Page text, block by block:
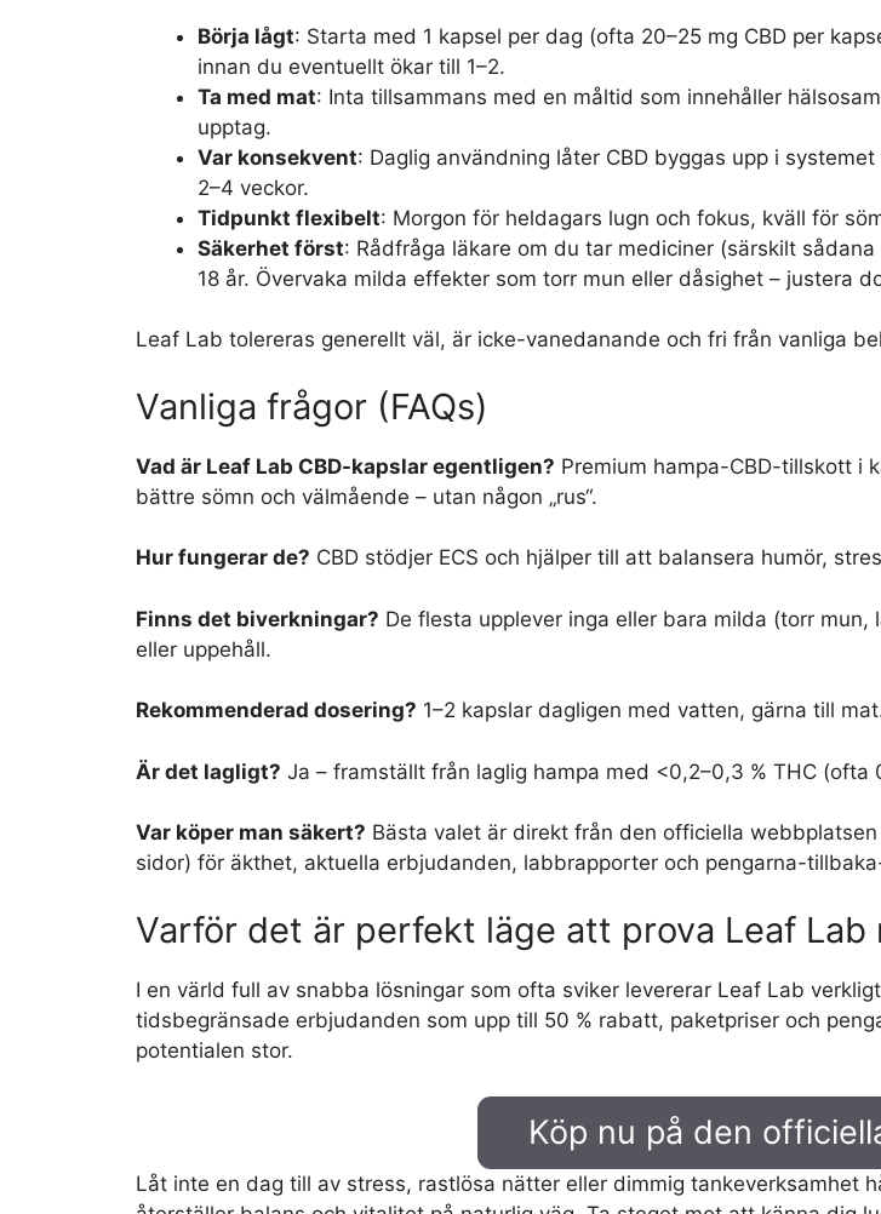
Börja lågt: Starta med 1 kapsel per dag (ofta 20–25 mg CBD per
innan du eventuellt ökar till 1–2.
Ta med mat: Inta tillsammans med en måltid som innehåller
upptag.
Var konsekvent: Daglig användning låter CBD byggas upp i
2–4 veckor.
Tidpunkt flexibelt: Morgon för heldagars lugn och fokus, kväll för
Säkerhet först: Rådfråga läkare om du tar mediciner (särskilt
18 år. Övervaka milda effekter som torr mun eller dåsighet – justera
Leaf Lab tolereras generellt väl, är icke-vanedanande och fri från vanliga
Vanliga frågor (FAQs)
Vad är Leaf Lab CBD-kapslar egentligen? Premium hampa-CBD-tillskott i
bättre sömn och välmående – utan någon „rus“.
Hur fungerar de? CBD stödjer ECS och hjälper till att balansera humör,
Finns det biverkningar? De flesta upplever inga eller bara milda (torr
eller uppehåll.
Rekommenderad dosering? 1–2 kapslar dagligen med vatten, gärna till
Är det lagligt? Ja – framställt från laglig hampa med <0,2–0,3 % THC (ofta
Var köper man säkert? Bästa valet är direkt från den officiella
sidor) för äkthet, aktuella erbjudanden, labbrapporter och pengarna-
Varför det är perfekt läge att prova Leaf Lab
I en värld full av snabba lösningar som ofta sviker levererar Leaf Lab
tidsbegränsade erbjudanden som upp till 50 % rabatt, paketpriser och
potentialen stor.
Köp nu på den
Låt inte en dag till av stress, rastlösa nätter eller dimmig tankeverksamhet